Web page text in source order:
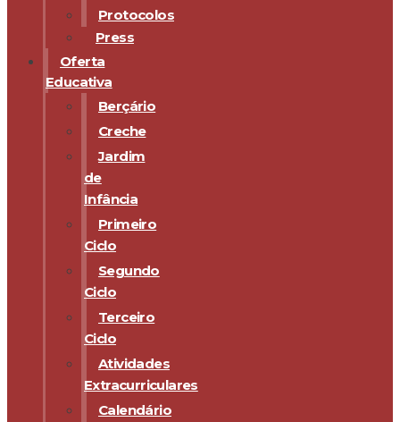
Protocolos
Press
Oferta
Educativa
Berçário
Creche
Jardim
de
Infância
Primeiro
Ciclo
Segundo
Ciclo
Terceiro
Ciclo
Atividades
Extracurriculares
Calendário